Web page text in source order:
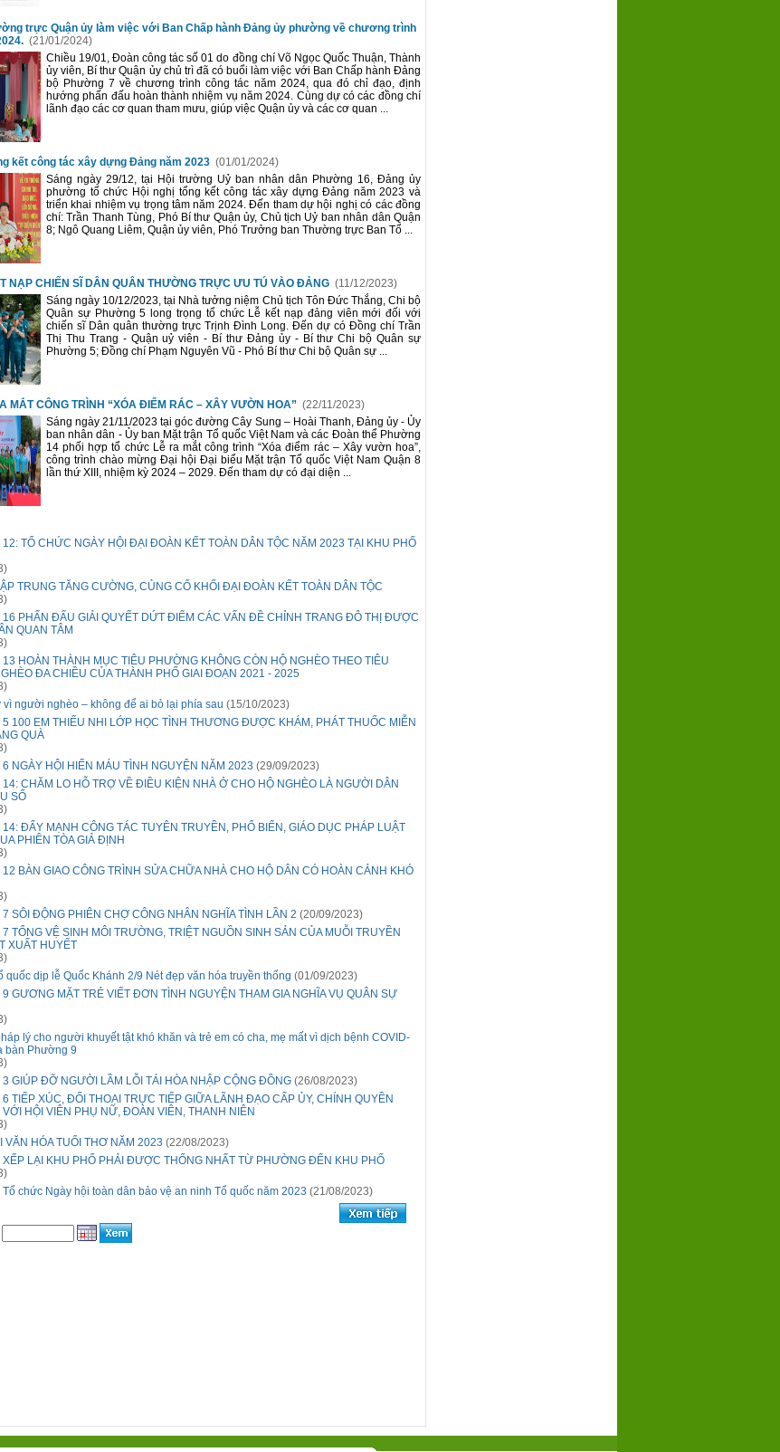
trực Quận ủy làm việc với Ban Chấp hành Đảng ủy phường về chương trình
(21/01/2024)
Chiều 19/01, Đoàn công tác số 01 do đồng chí Võ Ngọc Quốc Thuận, Thành
ủy viên, Bí thư Quận ủy chủ trì đã có buổi làm việc với Ban Chấp hành Đảng
bộ Phường 7 về chương trình công tác năm 2024, qua đó chỉ đạo, định
hướng phấn đấu hoàn thành nhiệm vụ năm 2024. Cùng dự có các đồng chí
lãnh đạo các cơ quan tham mưu, giúp việc Quận ủy và các cơ quan ...
kết công tác xây dựng Đảng năm 2023 (01/01/2024)
Sáng ngày 29/12, tại Hội trường Uỷ ban nhân dân Phường 16, Đảng ủy
phường tổ chức Hội nghị tổng kết công tác xây dựng Đảng năm 2023 và
triển khai nhiệm vụ trọng tâm năm 2024. Đến tham dự hội nghị có các đồng
chí: Trần Thanh Tùng, Phó Bí thư Quận ủy, Chủ tịch Uỷ ban nhân dân Quận
8; Ngô Quang Liêm, Quận ủy viên, Phó Trưởng ban Thường trực Ban Tổ ...
NẠP CHIẾN SĨ DÂN QUÂN THƯỜNG TRỰC ƯU TÚ VÀO ĐẢNG (11/12/2023)
Sáng ngày 10/12/2023, tại Nhà tưởng niệm Chủ tịch Tôn Đức Thắng, Chi bộ
Quân sự Phường 5 long trọng tổ chức Lễ kết nạp đảng viên mới đối với
chiến sĩ Dân quân thường trực Trịnh Đình Long. Đến dự có Đồng chí Trần
Thị Thu Trang - Quận uỷ viên - Bí thư Đảng ủy - Bí thư Chi bộ Quân sự
Phường 5; Đồng chí Phạm Nguyên Vũ - Phó Bí thư Chi bộ Quân sự ...
MẮT CÔNG TRÌNH “XÓA ĐIỂM RÁC – XÂY VƯỜN HOA” (22/11/2023)
Sáng ngày 21/11/2023 tại góc đường Cây Sung – Hoài Thanh, Đảng ủy - Ủy
ban nhân dân - Ủy ban Mặt trận Tổ quốc Việt Nam và các Đoàn thể Phường
14 phối hợp tổ chức Lễ ra mắt công trình “Xóa điểm rác – Xây vườn hoa”,
công trình chào mừng Đại hội Đại biểu Mặt trận Tổ quốc Việt Nam Quận 8
lần thứ XIII, nhiệm kỳ 2024 – 2029. Đến tham dự có đại diện ...
12: TỔ CHỨC NGÀY HỘI ĐẠI ĐOÀN KẾT TOÀN DÂN TỘC NĂM 2023 TẠI KHU PHỐ
TRUNG TĂNG CƯỜNG, CỦNG CỐ KHỐI ĐẠI ĐOÀN KẾT TOÀN DÂN TỘC
16 PHẤN ĐẤU GIẢI QUYẾT DỨT ĐIỂM CÁC VẤN ĐỀ CHỈNH TRANG ĐÔ THỊ ĐƯỢC
QUAN TÂM
HOÀN THÀNH MỤC TIÊU PHƯỜNG KHÔNG CÒN HỘ NGHÈO THEO TIÊU
ĐA CHIỀU CỦA THÀNH PHỐ GIAI ĐOẠN 2021 - 2025
vì người nghèo – không để ai bỏ lại phía sau (15/10/2023)
5 100 EM THIẾU NHI LỚP HỌC TÌNH THƯƠNG ĐƯỢC KHÁM, PHÁT THUỐC MIỄN
QUÀ
NGÀY HỘI HIẾN MÁU TÌNH NGUYỆN NĂM 2023 (29/09/2023)
CHĂM LO HỖ TRỢ VỀ ĐIỀU KIỆN NHÀ Ở CHO HỘ NGHÈO LÀ NGƯỜI DÂN
SỐ
ĐẨY MẠNH CÔNG TÁC TUYÊN TRUYỀN, PHỔ BIẾN, GIÁO DỤC PHÁP LUẬT
PHIÊN TÒA GIẢ ĐỊNH
BÀN GIAO CÔNG TRÌNH SỬA CHỮA NHÀ CHO HỘ DÂN CÓ HOÀN CẢNH KHÓ
SÔI ĐỘNG PHIÊN CHỢ CÔNG NHÂN NGHĨA TÌNH LẦN 2 (20/09/2023)
TỔNG VỆ SINH MÔI TRƯỜNG, TRIỆT NGUỒN SINH SẢN CỦA MUỖI TRUYỀN
XUẤT HUYẾT
quốc dịp lễ Quốc Khánh 2/9 Nét đẹp văn hóa truyền thống (01/09/2023)
GƯƠNG MẶT TRẺ VIẾT ĐƠN TÌNH NGUYỆN THAM GIA NGHĨA VỤ QUÂN SỰ
lý cho người khuyết tật khó khăn và trẻ em có cha, mẹ mất vì dịch bệnh COVID-
bàn Phường 9
3 GIÚP ĐỠ NGƯỜI LẦM LỖI TÁI HÒA NHẬP CỘNG ĐỒNG (26/08/2023)
TIẾP XÚC, ĐỐI THOẠI TRỰC TIẾP GIỮA LÃNH ĐẠO CẤP ỦY, CHÍNH QUYỀN
HỘI VIÊN PHỤ NỮ, ĐOÀN VIÊN, THANH NIÊN
VĂN HÓA TUỔI THƠ NĂM 2023 (22/08/2023)
XẾP LẠI KHU PHỐ PHẢI ĐƯỢC THỐNG NHẤT TỪ PHƯỜNG ĐẾN KHU PHỐ
chức Ngày hội toàn dân bảo vệ an ninh Tổ quốc năm 2023 (21/08/2023)